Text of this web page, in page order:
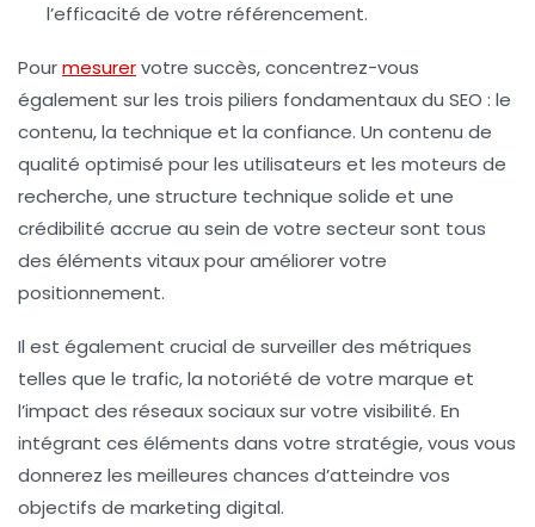
l’efficacité de votre référencement.
Pourmesurervotre succès, concentrez-vous
également sur les trois piliers fondamentaux du SEO : le
contenu, la technique et la confiance. Un contenu de
qualité optimisé pour les utilisateurs et les moteurs de
recherche, une structure technique solide et une
crédibilité accrue au sein de votre secteur sont tous
des éléments vitaux pour améliorer votre
positionnement.
Il est également crucial de surveiller des métriques
telles que le trafic, la notoriété de votre marque et
l’impact des réseaux sociauxsur votre visibilité. En
intégrant ces éléments dans votre stratégie, vous vous
donnerez les meilleures chances d’atteindre vos
objectifs de marketing digital.